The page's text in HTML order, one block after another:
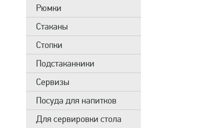
Рюмки
Стаканы
Стопки
Подстаканники
Сервизы
Посуда для напитков
Для сервировки стола